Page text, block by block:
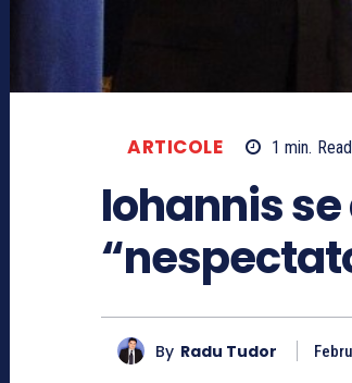
ARTICOLE 1 min. Read
Iohannis
By Radu Tudor